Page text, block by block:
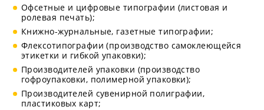
Офсетные и цифровые типографии (листовая и
ролевая печать);
Книжно-журнальные, газетные типографии;
Флексотипографии (производство самоклеющейся
этикетки и гибкой упаковки);
Производителей упаковки (производство
гофроупаковки, полимерной упаковки);
Производителей сувенирной полиграфии,
пластиковых карт;